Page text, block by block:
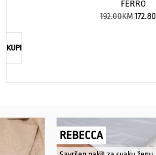
FERRO
192.00KM 172.80
KUPI
REBECCA